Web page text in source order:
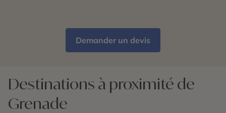
Demander un devis
Destinations à proximité de
Grenade